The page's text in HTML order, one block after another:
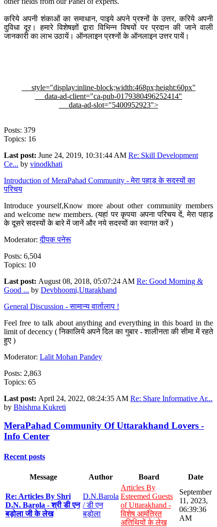
करिये अपनी शंकाओं का समाधान, पाइये अपने प्रश्नों के उत्तर, करिये अपनी
दुविधा दूर। हमारे विशेषज्ञों द्वारा विभिन्न विषयों पर प्रदान की जाने वाली
जानकारी का लाभ उठायें। ऑनलाइन प्रश्नों के ऑनलाइन उत्तर पायें।
style="display:inline-block;width:468px;height:60px"
data-ad-client="ca-pub-0179380496252414"
data-ad-slot="5400952923">
Posts: 379
Topics: 16
Last post: June 24, 2019, 10:31:44 AM Re: Skill Development
Ce... by vinodkhati
Introduction of MeraPahad Community - मेरा पहाड़ के सदस्यों का
परिचय
Introduce yourself,Know more about other community members
and welcome new members. (यहां पर कृपया अपना परिचय दें, मेरा पहाड़
के दूसरे सदस्यों के बारे में जानें और नये सदस्यों का स्वागत करें )
Moderator:दीपक पनेरू
Posts: 6,504
Topics: 10
Last post: August 08, 2018, 05:07:24 AM Re: Good Morning &
Good ... by Devbhoomi,Uttarakhand
General Discussion - सामान्य वार्तालाप !
Feel free to talk about anything and everything in this board in the
limit of decency ( निकालिये अपने दिल का गुबार - शालीनता की सीमा में रहते
हुए )
Moderator: Lalit Mohan Pandey
Posts: 2,863
Topics: 65
Last post: April 24, 2022, 08:24:35 AM Re: Share Informative Ar...
by Bhishma Kukreti
MeraPahad Community Of Uttarakhand Lovers -
Info Center
Recent posts
Message Author Board Date
Re: Articles By Shri
D.N. Barola - श्री डी एन
बड़ोला जी के लेख
D.N.Barola
/ डी एन
बड़ोला
Articles By
Esteemed Guests
of Uttarakhand -
विशेष आमंत्रित
अतिथियों के लेख
September
11, 2023,
06:39:36
AM